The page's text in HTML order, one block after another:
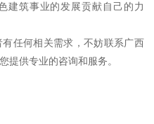
建筑事业的发展贡献自己的力
任何相关需求，不妨联系广西
提供专业的咨询和服务。